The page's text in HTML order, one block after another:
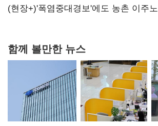
당장 퇴출?…시간만으론 부족한 코스
(현장+)'폭염중대경보'에도 농촌 이주
함께 볼만한 뉴스